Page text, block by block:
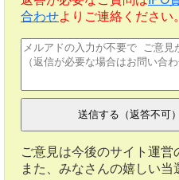
合わせよりご連絡ください。
ご意見は今後のサイト運営
また、みなさんの嬉しい